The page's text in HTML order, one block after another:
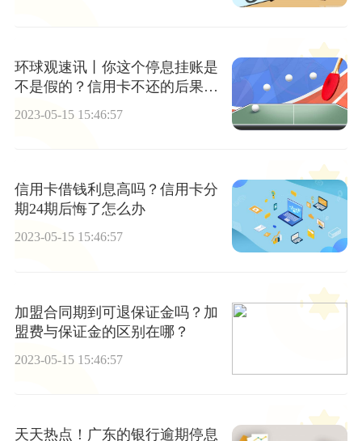
环球观速讯丨你这个停息挂账是
不是假的？信用卡不还的后果有
2023-05-15 15:46:57
信用卡借钱利息高吗？信用卡分
期24期后悔了怎么办
2023-05-15 15:46:57
加盟合同期到可退保证金吗？加
盟费与保证金的区别在哪？
2023-05-15 15:46:57
天天热点！广东的银行逾期停息